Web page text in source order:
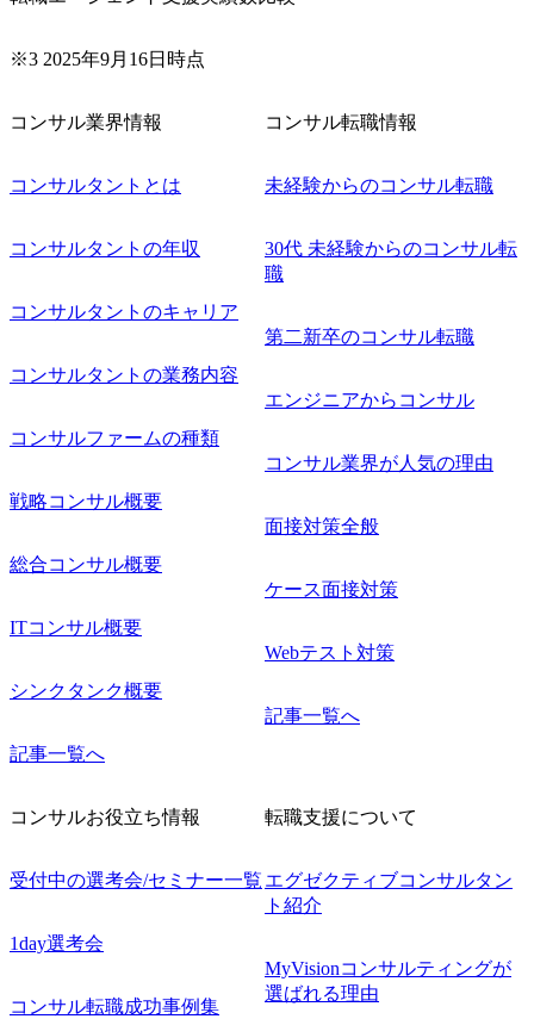
軟に取り入れながら改善サイクルを回すため、ご自身の提
きます。 ● 勤務地 東京都渋谷区渋谷3丁目6-7 渋谷金王タワ
則により就業時間内の喫煙を全面的に禁止 ・禁煙サポート
制度あり オンライン ● 必須要件 以下いずれかのご経験をお
件定義～基本設計など上流経験2年以上 ・PMO経験2年以上
工程の経験 ・サブリーダー以上のマネジメント経験 ・お客
様との折衝経験、交渉経験 ・組織課題に対して主体的に業
務改善に取り組まれたご経験 ・アジャイル/スクラムへの興
味関心 ● 求める人物像 ・リーダーシップが取れる方/一人称
で主体的に動ける方 ・年齢にこだわらず、アドバイスを素
直に受け取れる方 ・推進力のある方
※3 2025年9月16日時点
コンサル業界情報
コンサルタントとは
コンサルタントの年収
コンサルタントのキャリア
コンサルタントの業務内容
コンサルファームの種類
戦略コンサル概要
総合コンサル概要
ITコンサル概要
シンクタンク概要
記事一覧へ
コンサル転職情報
未経験からのコンサル転職
30代 未経験からのコンサル転
職
第二新卒のコンサル転職
エンジニアからコンサル
コンサル業界が人気の理由
面接対策全般
ケース面接対策
Webテスト対策
記事一覧へ
コンサルお役立ち情報
受付中の選考会/セミナー一覧
1day選考会
コンサル転職成功事例集
転職支援について
エグゼクティブコンサルタン
ト紹介
MyVisionコンサルティングが
選ばれる理由